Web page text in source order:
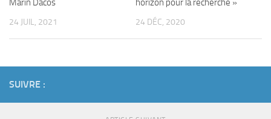
Marin Dacos
24 JUIL, 2021
horizon pour la recherche »
24 DÉC, 2020
SUIVRE :